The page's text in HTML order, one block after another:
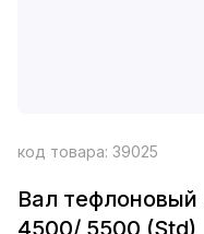
код товара: 39025
Вал
4500/ 5500 (Std)